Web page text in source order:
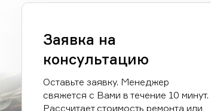
Заявка на
консультацию
Оставьте заявку. Менеджер
свяжется с Вами в течение 10 минут.
Рассчитает стоимость ремонта или